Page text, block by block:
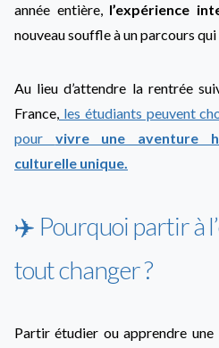
année entière, l’expérience
nouveau souffle à un parcours
Au lieu d’attendre la rentrée
France, les étudiants peuvent
pour vivre une aventure
culturelle unique.
✈️ Pourquoi partir à
tout changer ?
Partir étudier ou apprendre une